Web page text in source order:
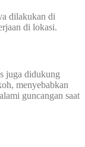
dilakukan di
di lokasi.
juga didukung
menyebabkan
guncangan saat